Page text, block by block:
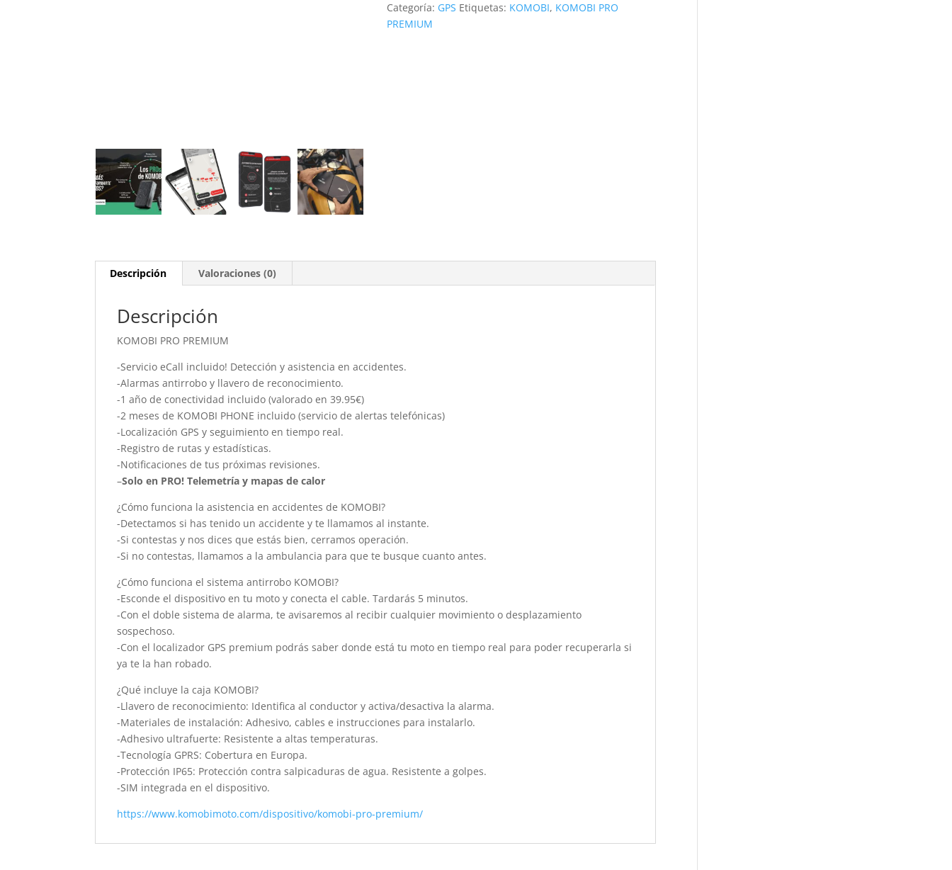
Categoría: GPS Etiquetas: KOMOBI, KOMOBI PRO
PREMIUM
Descripción Valoraciones (0)
Descripción
KOMOBI PRO PREMIUM
-Servicio eCall incluido! Detección y asistencia en accidentes.
-Alarmas antirrobo y llavero de reconocimiento.
-1 año de conectividad incluido (valorado en 39.95€)
-2 meses de KOMOBI PHONE incluido (servicio de alertas telefónicas)
-Localización GPS y seguimiento en tiempo real.
-Registro de rutas y estadísticas.
-Notificaciones de tus próximas revisiones.
–Solo en PRO! Telemetría y mapas de calor
¿Cómo funciona la asistencia en accidentes de KOMOBI?
-Detectamos si has tenido un accidente y te llamamos al instante.
-Si contestas y nos dices que estás bien, cerramos operación.
-Si no contestas, llamamos a la ambulancia para que te busque cuanto antes.
¿Cómo funciona el sistema antirrobo KOMOBI?
-Esconde el dispositivo en tu moto y conecta el cable. Tardarás 5 minutos.
-Con el doble sistema de alarma, te avisaremos al recibir cualquier movimiento o desplazamiento
sospechoso.
-Con el localizador GPS premium podrás saber donde está tu moto en tiempo real para poder recuperarla si
ya te la han robado.
¿Qué incluye la caja KOMOBI?
-Llavero de reconocimiento: Identifica al conductor y activa/desactiva la alarma.
-Materiales de instalación: Adhesivo, cables e instrucciones para instalarlo.
-Adhesivo ultrafuerte: Resistente a altas temperaturas.
-Tecnología GPRS: Cobertura en Europa.
-Protección IP65: Protección contra salpicaduras de agua. Resistente a golpes.
-SIM integrada en el dispositivo.
https://www.komobimoto.com/dispositivo/komobi-pro-premium/